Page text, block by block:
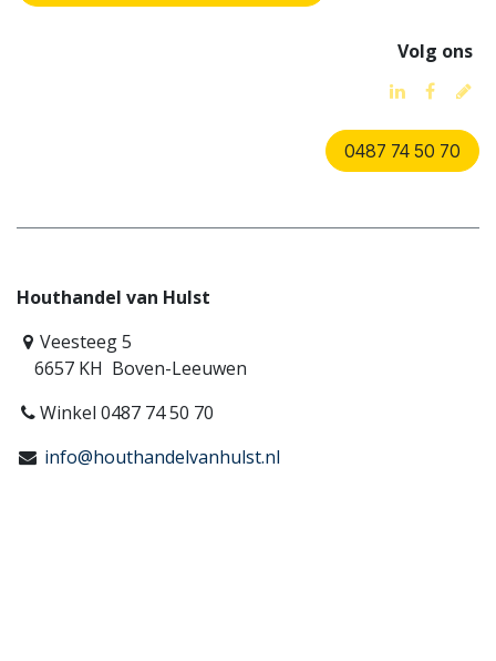
Volg ons
0487 74 50 70
Houthandel van Hulst
Veesteeg 5
6657 KH Boven-Leeuwen
Winkel 0487 74 50 70
info@houthandelvanhulst.nl